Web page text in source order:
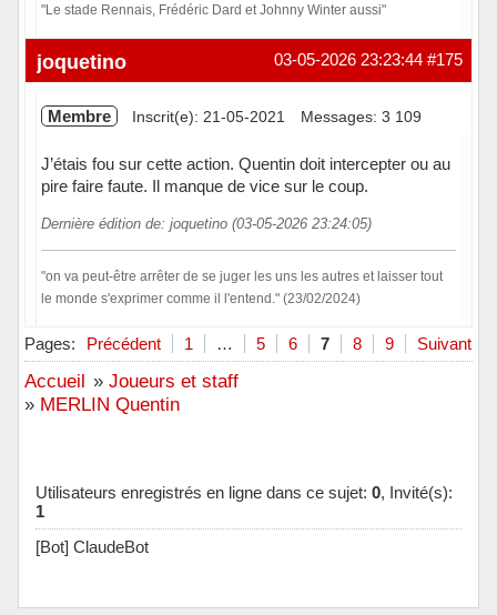
"Le stade Rennais, Frédéric Dard et Johnny Winter aussi"
Hors ligne #175
03-05-2026 23:23:44
joquetino
Membre Inscrit(e): 21-05-2021 Messages: 3 109
J’étais fou sur cette action. Quentin doit intercepter ou au
pire faire faute. Il manque de vice sur le coup.
Dernière édition de: joquetino (03-05-2026 23:24:05)
"on va peut-être arrêter de se juger les uns les autres et laisser tout
le monde s'exprimer comme il l'entend." (23/02/2024)
Hors ligne
Pages: Précédent 1 … 5 6 7 8 9 Suivant
Accueil » Joueurs et staff
» MERLIN Quentin
Utilisateurs enregistrés en ligne dans ce sujet: 0, Invité(s):
1
[Bot] ClaudeBot